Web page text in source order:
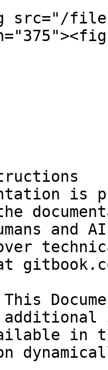
src="/files/
is
and
over
in